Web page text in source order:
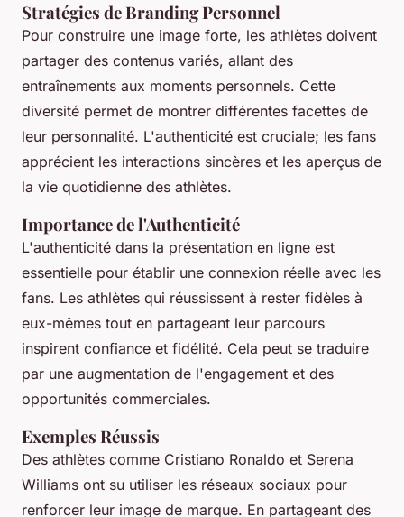
Stratégies de Branding Personnel
Pour construire une image forte, les athlètes doivent
partager des contenus variés, allant des
entraînements aux moments personnels. Cette
diversité permet de montrer différentes facettes de
leur personnalité. L'authenticité est cruciale; les fans
apprécient les interactions sincères et les aperçus de
la vie quotidienne des athlètes.
Importance de l'Authenticité
L'authenticité dans la présentation en ligne est
essentielle pour établir une connexion réelle avec les
fans. Les athlètes qui réussissent à rester fidèles à
eux-mêmes tout en partageant leur parcours
inspirent confiance et fidélité. Cela peut se traduire
par une augmentation de l'engagement et des
opportunités commerciales.
Exemples Réussis
Des athlètes comme Cristiano Ronaldo et Serena
Williams ont su utiliser les réseaux sociaux pour
renforcer leur image de marque. En partageant des